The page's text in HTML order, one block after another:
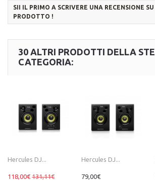
SII IL PRIMO A SCRIVERE UNA RECENSIONE
PRODOTTO !
30 ALTRI PRODOTTI DELLA
CATEGORIA:
Hercules DJ...
118,00€ 131,11€
Hercules DJ...
79,00€